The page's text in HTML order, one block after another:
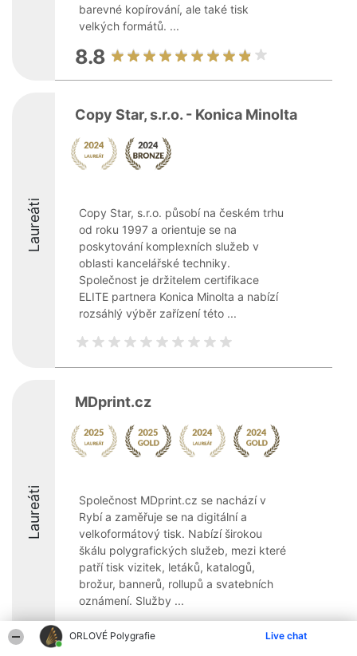
ORLOVÉ Polygrafie Live chat
barevné kopírování, ale také tisk
velkých formátů. ...
8.8
Laureáti
Copy Star, s.r.o. - Konica Minolta
Copy Star, s.r.o. působí na českém trhu
od roku 1997 a orientuje se na
poskytování komplexních služeb v
oblasti kancelářské techniky.
Společnost je držitelem certifikace
ELITE partnera Konica Minolta a nabízí
rozsáhlý výběr zařízení této ...
Laureáti
MDprint.cz
Společnost MDprint.cz se nachází v
Rybí a zaměřuje se na digitální a
velkoformátový tisk. Nabízí širokou
škálu polygrafických služeb, mezi které
patří tisk vizitek, letáků, katalogů,
brožur, bannerů, rollupů a svatebních
oznámení. Služby ...
9.8